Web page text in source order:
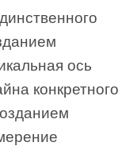
ось
конкретного